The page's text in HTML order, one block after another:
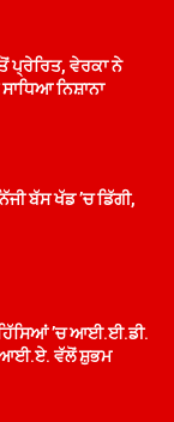
ਪ੍ਰੇਰਿਤ, ਵੇਰਕਾ ਨੇ
ਨਿਸ਼ਾਨਾ
ਬੱਸ ਖੱਡ ’ਚ ਡਿੱਗੀ,
’ਚ ਆਈ.ਈ.ਡੀ.
ਵੱਲੋਂ ਸ਼ੁਭਮ